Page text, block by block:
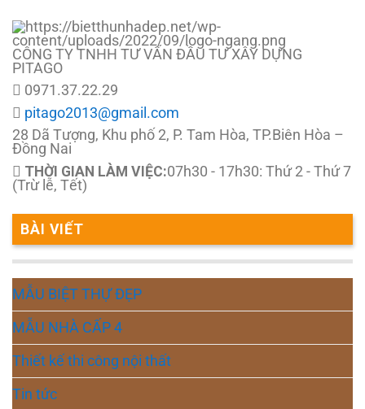
CÔNG TY TNHH TƯ VẤN ĐẦU TƯ XÂY DỰNG
PITAGO
0971.37.22.29
pitago2013@gmail.com
28 Dã Tượng, Khu phố 2, P. Tam Hòa, TP.Biên Hòa –
Đồng Nai
THỜI GIAN LÀM VIỆC:07h30 - 17h30: Thứ 2 - Thứ 7
(Trừ lễ, Tết)
BÀI VIẾT
MẪU BIỆT THỰ ĐẸP
MẪU NHÀ CẤP 4
Thiết kế thi công nội thất
Tin tức